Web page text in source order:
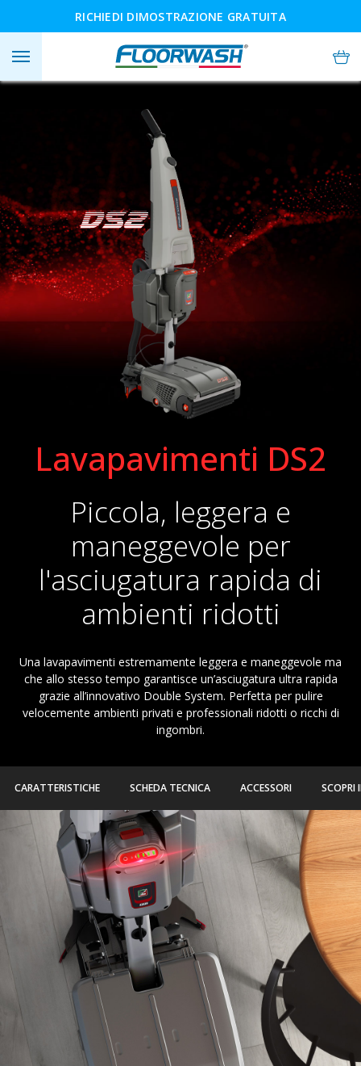
RICHIEDI DIMOSTRAZIONE GRATUITA
Lavapavimenti DS2
Piccola, leggera e
maneggevole per
l'asciugatura rapida di
ambienti ridotti
Una lavapavimenti estremamente leggera e maneggevole ma
che allo stesso tempo garantisce un’asciugatura ultra rapida
grazie all’innovativo Double System. Perfetta per pulire
velocemente ambienti privati e professionali ridotti o ricchi di
ingombri.
CARATTERISTICHE SCHEDA TECNICA ACCESSORI SCOPRI